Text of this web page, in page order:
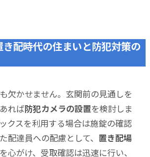
き配時代の住まいと防犯対策の
欠かせません。玄関前の見通しを
れば防犯カメラの設置を検討しま
クスを利用する場合は施錠の確認
配達員への配慮として、 置き配場
を心がけ、受取確認は迅速に行い、